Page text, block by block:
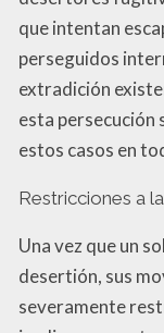
que intentan
perseguidos
extradición
esta persecución
estos casos en
Restricciones a
Una vez que un
desertión, sus
severamente